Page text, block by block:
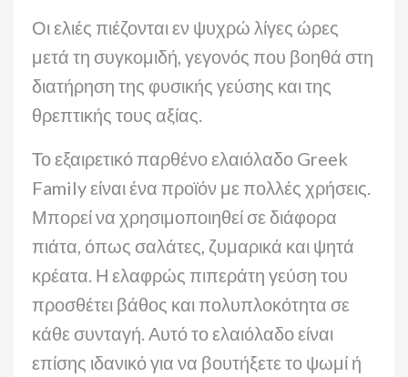
Οι ελιές πιέζονται εν ψυχρώ λίγες ώρες
μετά τη συγκομιδή, γεγονός που βοηθά στη
διατήρηση της φυσικής γεύσης και της
θρεπτικής τους αξίας.
Το εξαιρετικό παρθένο ελαιόλαδο Greek
Family είναι ένα προϊόν με πολλές χρήσεις.
Μπορεί να χρησιμοποιηθεί σε διάφορα
πιάτα, όπως σαλάτες, ζυμαρικά και ψητά
κρέατα. Η ελαφρώς πιπεράτη γεύση του
προσθέτει βάθος και πολυπλοκότητα σε
κάθε συνταγή. Αυτό το ελαιόλαδο είναι
επίσης ιδανικό για να βουτήξετε το ψωμί ή